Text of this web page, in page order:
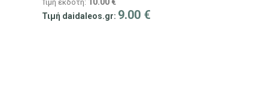
Τιμή εκδότη:
Τιμή daidaleos.gr: 9.00 €